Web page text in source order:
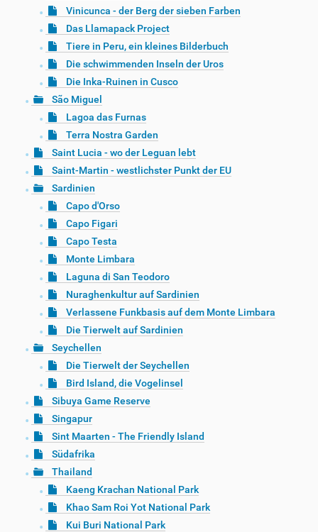
Vinicunca - der Berg der sieben Farben
Das Llamapack Project
Tiere in Peru, ein kleines Bilderbuch
Die schwimmenden Inseln der Uros
Die Inka-Ruinen in Cusco
São Miguel
Lagoa das Furnas
Terra Nostra Garden
Saint Lucia - wo der Leguan lebt
Saint-Martin - westlichster Punkt der EU
Sardinien
Capo d'Orso
Capo Figari
Capo Testa
Monte Limbara
Laguna di San Teodoro
Nuraghenkultur auf Sardinien
Verlassene Funkbasis auf dem Monte Limbara
Die Tierwelt auf Sardinien
Seychellen
Die Tierwelt der Seychellen
Bird Island, die Vogelinsel
Sibuya Game Reserve
Singapur
Sint Maarten - The Friendly Island
Südafrika
Thailand
Kaeng Krachan National Park
Khao Sam Roi Yot National Park
Kui Buri National Park